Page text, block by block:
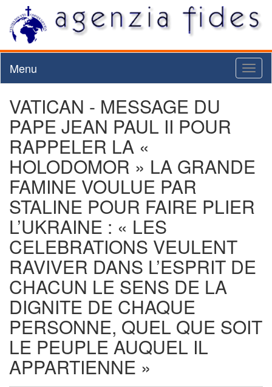
Menu
VATICAN - MESSAGE DU
PAPE JEAN PAUL II POUR
RAPPELER LA «
HOLODOMOR » LA GRANDE
FAMINE VOULUE PAR
STALINE POUR FAIRE PLIER
L’UKRAINE : « LES
CELEBRATIONS VEULENT
RAVIVER DANS L’ESPRIT DE
CHACUN LE SENS DE LA
DIGNITE DE CHAQUE
PERSONNE, QUEL QUE SOIT
LE PEUPLE AUQUEL IL
APPARTIENNE »